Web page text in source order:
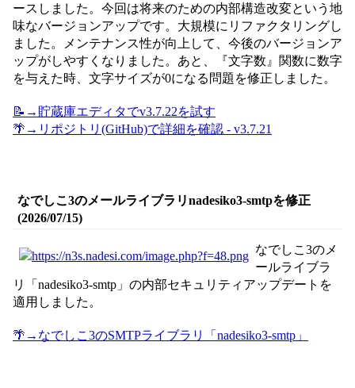
ースしました。今回は将来のための内部構造改変という地
味なバージョンアップです。大規模にリファクタリングし
ました。メンテナンス性が向上して、今後のバージョンア
ップがしやすくなりました。あと、『文字数』関数に数字
を与えた時、文字サイズが0になる問題を修正しました。
📝→貯蔵庫エディタでv3.7.22を試す
🌴→リポジトリ(GitHub)で詳細を確認 - v3.7.21
なでしこ3のメールライブラリnadesiko3-smtpを修正
(2026/07/15)
なでしこ3のメ
ールライブラ
リ「nadesiko3-smtp」の内部セキュリティアップデートを
適用しました。
🌴→なでしこ3のSMTPライブラリ「nadesiko3-smtp」